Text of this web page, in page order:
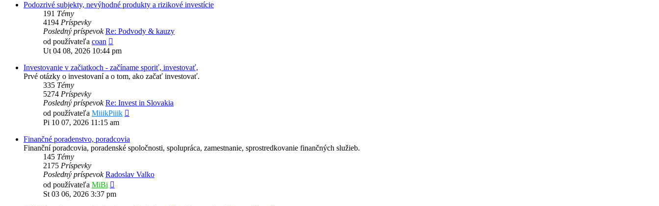
Podozrivé subjekty, nevýhodné produkty a rizikové investície
191 Témy
4194 Príspevky
Posledný príspevok Re: Podvody & kauzy
od používateľa coan
posledný
príspevok
Ut 04 08, 2026 10:44 pm
Investovanie v začiatkoch - začíname sporiť, investovať,
Prvé otázky o investovaní a o tom, ako začať investovať.
335 Témy
5274 Príspevky
Posledný príspevok Re: Invest in Slovakia
od používateľa MiiikPiiik
Pi 10 07, 2026 11:15 am
Finančné poradenstvo, poradcovia
Finanční poradcovia, poradenské spoločnosti, spolupráca, zamestnanie, sprostredkovanie finančných služieb.
145 Témy
2175 Príspevky
Posledný príspevok Radoslav Valko
od používateľa MiBi
posledný
St 03 06, 2026 3:37 pm